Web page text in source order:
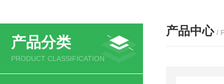
产品分类
PRODUCT CLASSIFICATION
产品中心 /